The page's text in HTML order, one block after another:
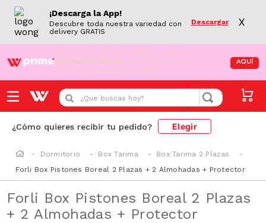
¡Descarga la App!
Descubre toda nuestra variedad con
delivery GRATIS
Descargar X
¡Aún no eres Wong Prime! Aprovecha el
DESPACHO GRATIS en tus compras de
supermercado desde S/79.90
AQUÍ
¿Que buscas hoy?
¿Cómo quieres recibir tu pedido? Elegir
Dormitorio Box Tarima
Box Tarima 2 Plazas
Forli Box Pistones Boreal 2 Plazas + 2 Almohadas + Protector
Forli Box Pistones Boreal 2 Plazas
+ 2 Almohadas + Protector